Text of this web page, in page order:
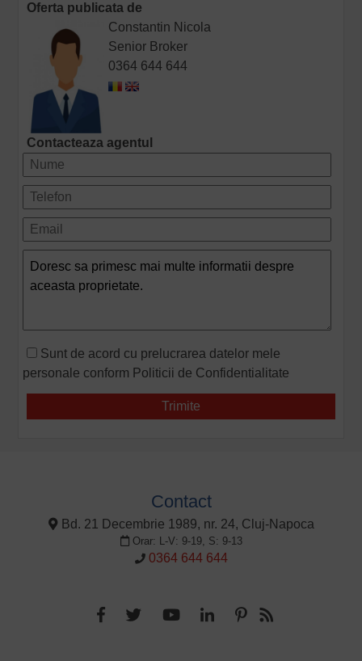
Oferta publicata de
Constantin Nicola
Senior Broker
0364 644 644
Contacteaza agentul
Sunt de acord cu prelucrarea datelor mele
personale conform Politicii de Confidentialitate
Contact
Bd. 21 Decembrie 1989, nr. 24, Cluj-Napoca
Orar: L-V: 9-19, S: 9-13
0364 644 644